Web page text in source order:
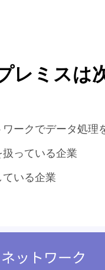
レミスは
ークでデータ処理
っている企業
いる企業